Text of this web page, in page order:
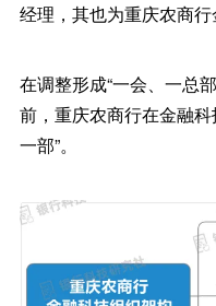
经理，其也为重庆农商行
在调整形成“一会、一总
前，重庆农商行在金融
一部”。